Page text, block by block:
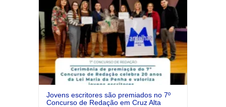
Jovens escritores são premiados no 7º
Concurso de Redação em Cruz Alta